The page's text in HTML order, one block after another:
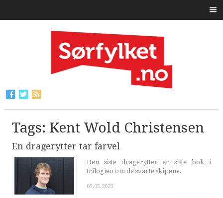
Tags: Kent Wold Christensen
En dragerytter tar farvel
Den siste dragerytter er siste bok i
trilogien om de svarte skipene.
05.05.2023